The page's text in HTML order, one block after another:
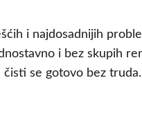
i najdosadnijih
i bez skupih
se gotovo bez